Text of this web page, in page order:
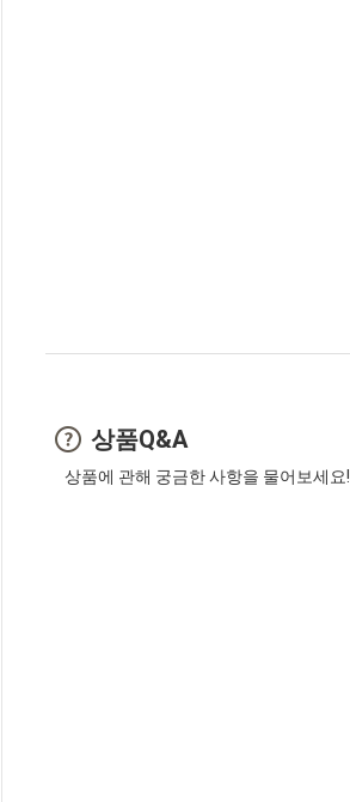
상품Q&A
상품에 관해 궁금한 사항을 물어보세요!